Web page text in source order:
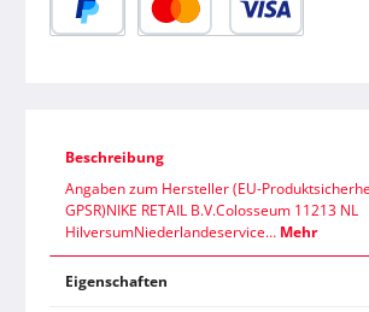
Beschreibung
Angaben zum Hersteller (EU-
GPSR)NIKE RETAIL B.V.Colosseum 11213 NL
HilversumNiederlandeservice… Mehr
Eigenschaften